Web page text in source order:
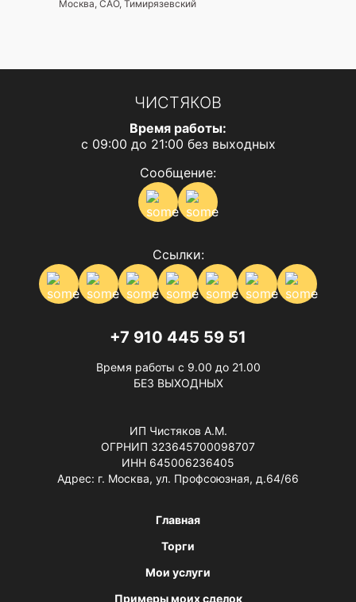
Москва, САО, Тимирязевский
ЧИСТЯКОВ
Время работы:
с 09:00 до 21:00 без выходных
Сообщение:
Ссылки:
+7 910 445 59 51
Время работы с 9.00 до 21.00
БЕЗ ВЫХОДНЫХ
ИП Чистяков А.М.
ОГРНИП 323645700098707
ИНН 645006236405
Адрес: г. Москва, ул. Профсоюзная, д.64/66
Главная
Торги
Мои услуги
Примеры моих сделок